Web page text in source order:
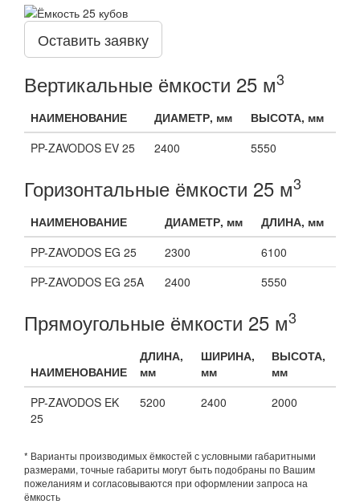
Оставить заявку
Вертикальные ёмкости 25 м3
НАИМЕНОВАНИЕ ДИАМЕТР, мм
ВЫСОТА, мм
PP-ZAVODOS EV 25
2400 5550
Горизонтальные ёмкости 25 м3
НАИМЕНОВАНИЕ ДИАМЕТР, мм
ДЛИНА, мм
PP-ZAVODOS EG 25
2300
6100
PP-ZAVODOS EG 25A
2400 5550
Прямоугольные ёмкости 25 м3
НАИМЕНОВАНИЕ
ДЛИНА,
мм
ШИРИНА,
мм
ВЫСОТА,
мм
PP-ZAVODOS EK
25
5200 2400 2000
* Варианты производимых ёмкостей с условными габаритными
размерами, точные габариты могут быть подобраны по Вашим
пожеланиям и согласовываются при оформлении запроса на
ёмкость